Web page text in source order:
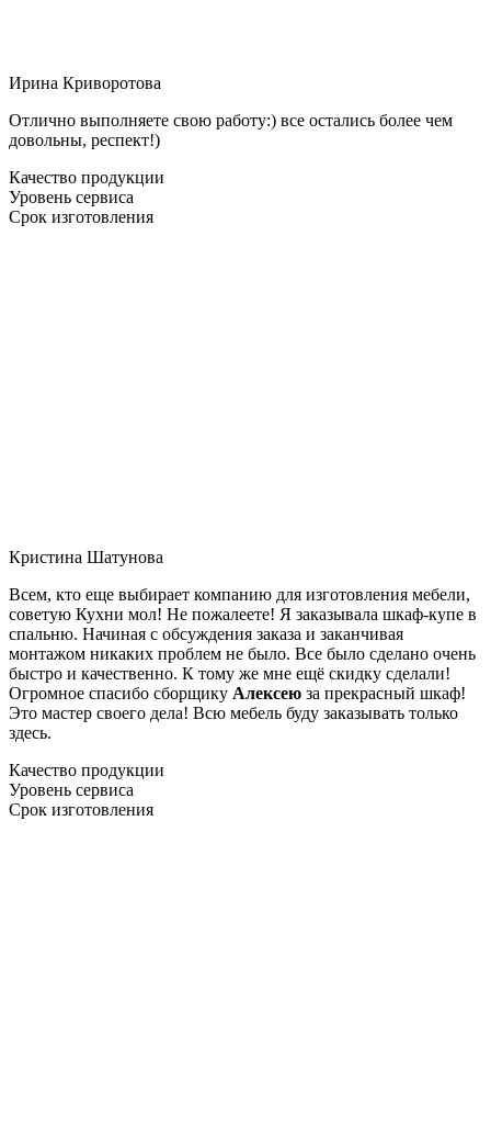
Ирина Криворотова
Отлично выполняете свою работу:) все остались более чем
довольны, респект!)
Качество продукции
Уровень сервиса
Срок изготовления
Кристина Шатунова
Всем, кто еще выбирает компанию для изготовления мебели,
советую Кухни мол! Не пожалеете! Я заказывала шкаф-купе в
спальню. Начиная с обсуждения заказа и заканчивая
монтажом никаких проблем не было. Все было сделано очень
быстро и качественно. К тому же мне ещё скидку сделали!
Огромное спасибо сборщику Алексею за прекрасный шкаф!
Это мастер своего дела! Всю мебель буду заказывать только
здесь.
Качество продукции
Уровень сервиса
Срок изготовления